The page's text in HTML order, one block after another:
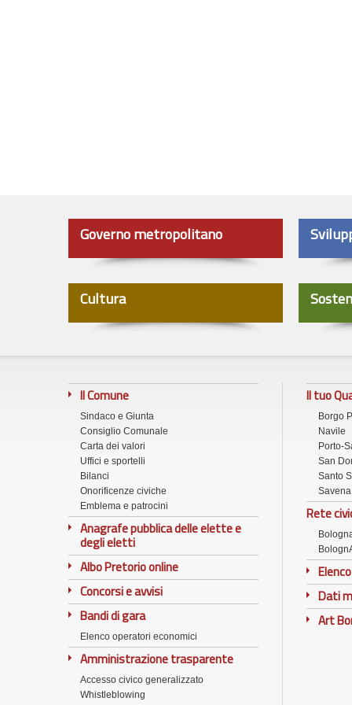
Governo metropolitano
Cultura
Il Comune
Sindaco e Giunta
Consiglio Comunale
Carta dei valori
Uffici e sportelli
Bilanci
Onorificenze civiche
Emblema e patrocini
Anagrafe pubblica delle elette e
degli eletti
Albo Pretorio online
Concorsi e avvisi
Bandi di gara
Elenco operatori economici
Amministrazione trasparente
Accesso civico generalizzato
Whistleblowing
Il tuo
Borgo
Navile
Porto-
San
Santo
Savena
Rete
Dati
Art